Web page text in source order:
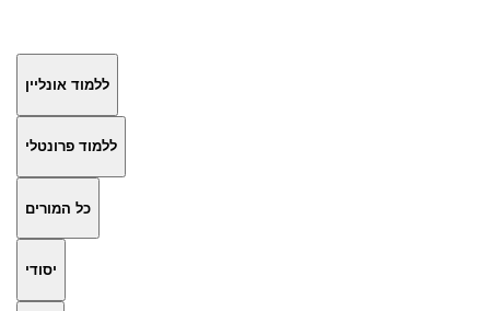
ללמוד אונליין
ללמוד פרונטלי
כל המורים
יסודי